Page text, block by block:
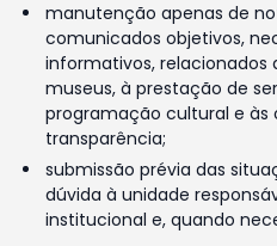
manutenção apenas de
comunicados objetivos,
informativos,
museus, à prestação de
programação cultural e às
transparência;
submissão prévia das
dúvida à unidade
institucional e, quando